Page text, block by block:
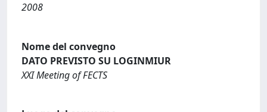
2008
Nome del convegno
DATO PREVISTO SU LOGINMIUR
XXI Meeting of FECTS